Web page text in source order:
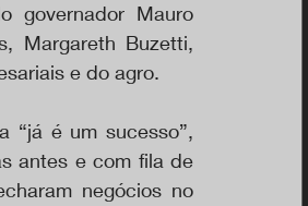
governador Mauro
Margareth Buzetti,
e do agro.
“já é um sucesso”,
antes e com fila de
negócios no